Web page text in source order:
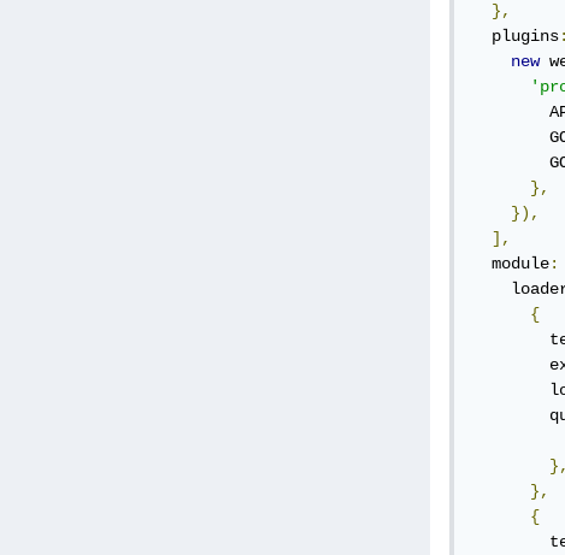
},
  plugins
:
new
},
}),
],
  module
:
{
},
},
{